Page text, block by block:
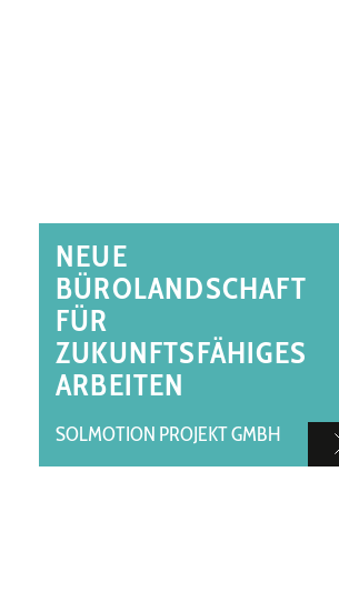
NEUE
BÜROLANDSCHAFT
FÜR
ZUKUNFTSFÄHIGES
ARBEITEN
SOLMOTION PROJEKT GMBH